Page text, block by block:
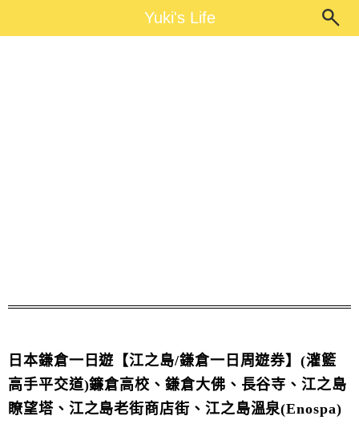
Yuki's LifeYuki's Life
日本鎌倉一日遊【江之島/鎌倉一日周遊券】(灌籃
高手平交道)鐮倉高校、鎌倉大佛、長谷寺、江之島
瞭望塔、江之島老街商店街、江之島溫泉(Enospa)